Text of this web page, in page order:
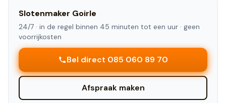
Slotenmaker Goirle
24/7 · in de regel binnen 45 minuten tot een uur · geen
voorrijkosten
Bel direct 085 060 89 70
Afspraak maken